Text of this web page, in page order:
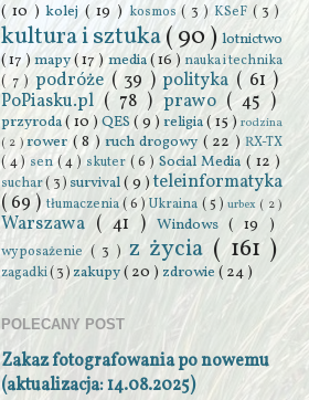
( 10 )kolej( 19 ) kosmos( 3 ) KSeF ( 3 )
kultura i sztuka( 90 ) lotnictwo
( 17 )mapy( 17 ) media( 16 ) nauka i technika
( 7 ) podróże ( 39 )polityka ( 61 )
PoPiasku.pl ( 78 ) prawo ( 45 )
przyroda( 10 ) QES( 9 ) religia( 15 ) rodzina
( 2 )rower ( 8 ) ruch drogowy ( 22 )RX-TX
( 4 ) sen ( 4 ) skuter ( 6 ) Social Media ( 12 )
suchar( 3 ) survival( 9 )teleinformatyka
( 69 ) tłumaczenia( 6 )Ukraina ( 5 )urbex( 2 )
Warszawa ( 41 ) Windows( 19 )
wyposażenie ( 3 ) z życia ( 161 )
zagadki( 3 )zakupy( 20 ) zdrowie ( 24 )
POLECANY POST
Zakaz fotografowania po nowemu
(aktualizacja: 14.08.2025)